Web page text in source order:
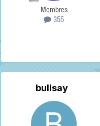
Membres
355
bullsay